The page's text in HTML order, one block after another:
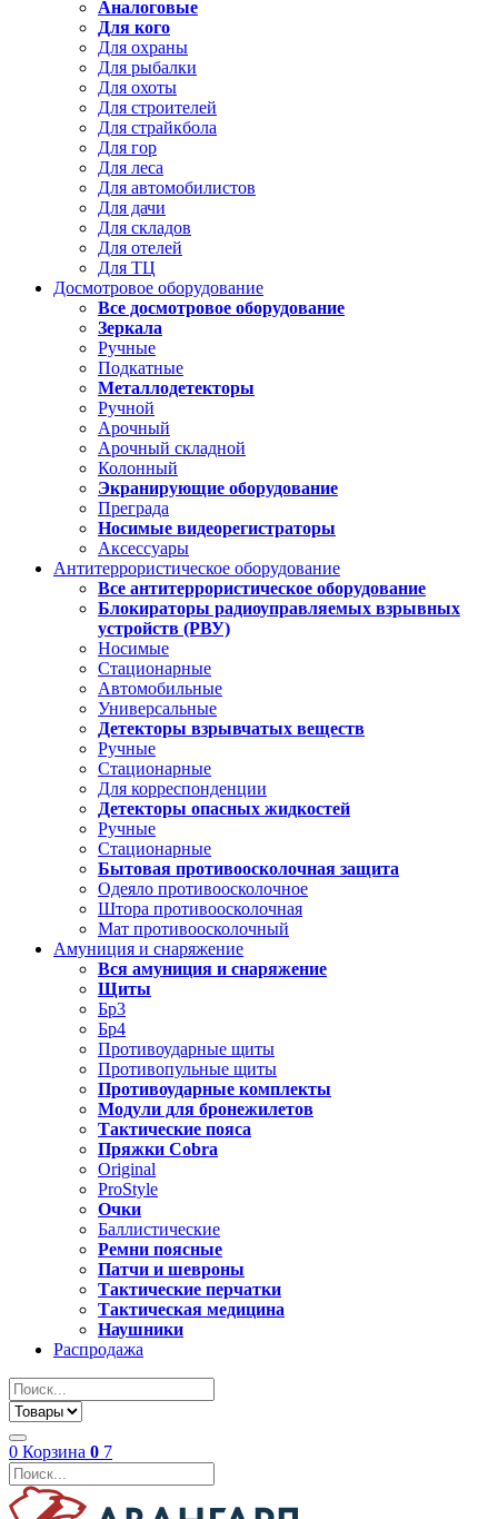
Аналоговые
Для кого
Для охраны
Для рыбалки
Для охоты
Для строителей
Для страйкбола
Для гор
Для леса
Для автомобилистов
Для дачи
Для складов
Для отелей
Для ТЦ
Досмотровое оборудование
Все досмотровое оборудование
Зеркала
Ручные
Подкатные
Металлодетекторы
Ручной
Арочный
Арочный складной
Колонный
Экранирующие оборудование
Преграда
Носимые видеорегистраторы
Аксессуары
Антитеррористическое оборудование
Все антитеррористическое оборудование
Блокираторы радиоуправляемых взрывных
устройств (РВУ)
Носимые
Стационарные
Автомобильные
Универсальные
Детекторы взрывчатых веществ
Ручные
Стационарные
Для корреспонденции
Детекторы опасных жидкостей
Ручные
Стационарные
Бытовая противоосколочная защита
Одеяло противоосколочное
Штора противоосколочная
Мат противоосколочный
Амуниция и снаряжение
Вся амуниция и снаряжение
Щиты
Бр3
Бр4
Противоударные щиты
Противопульные щиты
Противоударные комплекты
Модули для бронежилетов
Тактические пояса
Пряжки Cobra
Original
ProStyle
Очки
Баллистические
Ремни поясные
Патчи и шевроны
Тактические перчатки
Тактическая медицина
Наушники
Распродажа
0 Корзина 0 7